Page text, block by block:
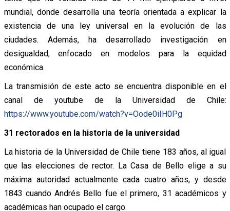
mundial, donde desarrolla una teoría orientada a explicar la
existencia de una ley universal en la evolución de las
ciudades. Además, ha desarrollado investigación en
desigualdad, enfocado en modelos para la equidad
económica.
La transmisión de este acto se encuentra disponible en el
canal de youtube de la Universidad de Chile:
https://www.youtube.com/watch?v=Oode0iIH0Pg
31 rectorados en la historia de la universidad
La historia de la Universidad de Chile tiene 183 años, al igual
que las elecciones de rector. La Casa de Bello elige a su
máxima autoridad actualmente cada cuatro años, y desde
1843 cuando Andrés Bello fue el primero, 31 académicos y
académicas han ocupado el cargo.